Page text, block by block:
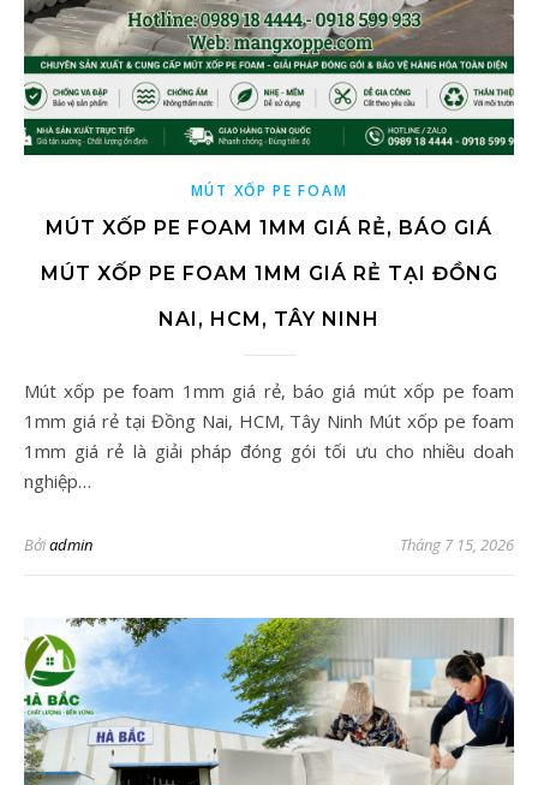
MÚT XỐP PE FOAM
MÚT XỐP PE FOAM 1MM GIÁ RẺ, BÁO GIÁ
MÚT XỐP PE FOAM 1MM GIÁ RẺ TẠI ĐỒNG
NAI, HCM, TÂY NINH
Mút xốp pe foam 1mm giá rẻ, báo giá mút xốp pe foam
1mm giá rẻ tại Đồng Nai, HCM, Tây Ninh Mút xốp pe foam
1mm giá rẻ là giải pháp đóng gói tối ưu cho nhiều doah
nghiệp…
Bởiadmin Tháng 7 15, 2026